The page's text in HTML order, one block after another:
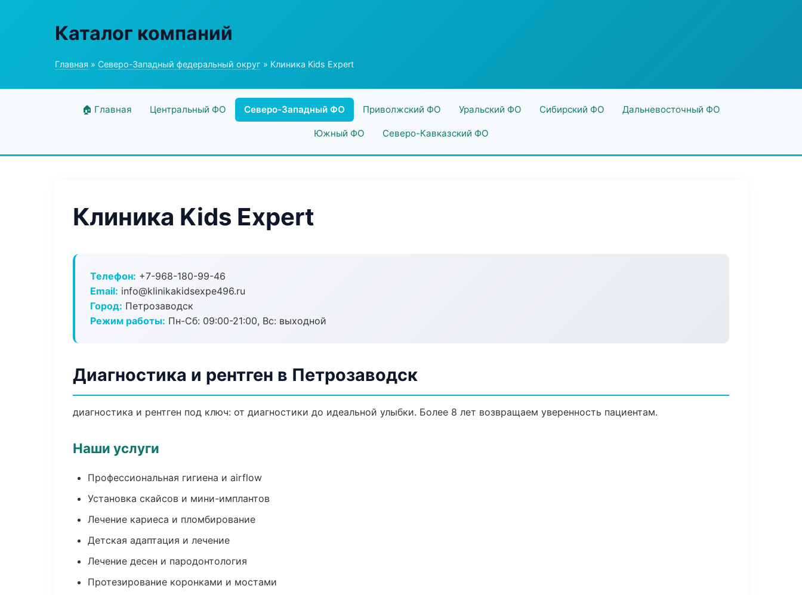
Каталог компаний
Главная » Северо-Западный федеральный округ » Клиника Kids Expert
🏠 Главная Центральный ФО Северо-Западный ФО Приволжский ФО Уральский ФО Сибирский ФО Дальневосточный ФО
Южный ФО Северо-Кавказский ФО
Клиника Kids Expert
Телефон: +7-968-180-99-46
Email: info@klinikakidsexpe496.ru
Город: Петрозаводск
Режим работы: Пн-Сб: 09:00-21:00, Вс: выходной
Диагностика и рентген в Петрозаводск
диагностика и рентген под ключ: от диагностики до идеальной улыбки. Более 8 лет возвращаем уверенность пациентам.
Наши услуги
Профессиональная гигиена и airflow
Установка скайсов и мини-имплантов
Лечение кариеса и пломбирование
Детская адаптация и лечение
Лечение десен и пародонтология
Протезирование коронками и мостами